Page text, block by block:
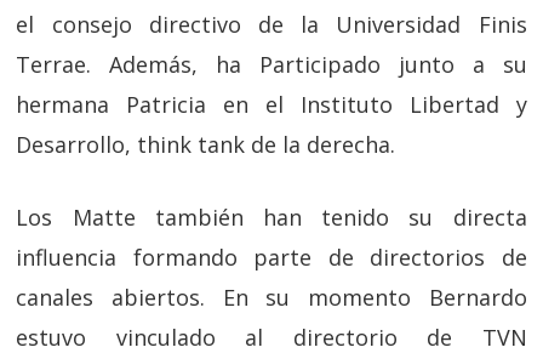
el consejo directivo de la Universidad Finis
Terrae. Además, ha Participado junto a su
hermana Patricia en el Instituto Libertad y
Desarrollo, think tank de la derecha.
Los Matte también han tenido su directa
influencia formando parte de directorios de
canales abiertos. En su momento Bernardo
estuvo vinculado al directorio de TVN